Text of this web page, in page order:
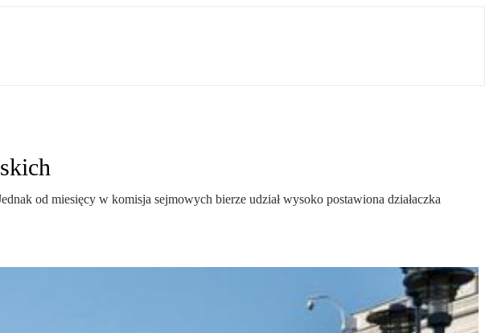
od miesięcy w komisja sejmowych bierze udział wysoko postawiona działaczka